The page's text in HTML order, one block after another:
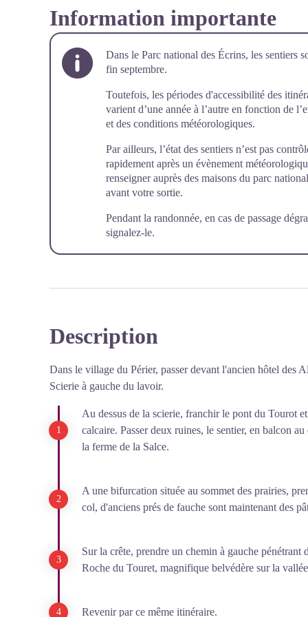
Information importante
Dans le Parc national des Écrins, les sentiers
fin septembre.
Toutefois, les périodes d'accessibilité des
varient d’une année à l’autre en fonction de
et des conditions météorologiques.
Par ailleurs, l’état des sentiers n’est pas
rapidement après un évènement
renseigner auprès des maisons du parc
avant votre sortie.
Pendant la randonnée, en cas de passage
signalez-le.
Description
Dans le village du Périer, passer devant l'ancien hôtel des
Scierie à gauche du lavoir.
Au dessus de la scierie, franchir le pont du Tourot
calcaire. Passer deux ruines, le sentier, en balcon
la ferme de la Salce.
A une bifurcation située au sommet des prairies,
col, d'anciens prés de fauche sont maintenant des
Sur la crête, prendre un chemin à gauche pénétrant
Roche du Touret, magnifique belvédère sur la
Revenir par ce même itinéraire.